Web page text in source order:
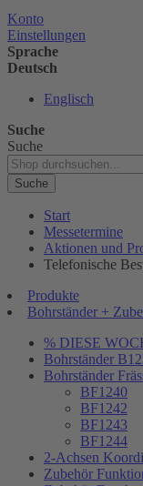
Konto
Einstellungen
Sprache
Deutsch
Englisch
Suche
Suche
Suche
Start
Messetermine
Aktionen und
Telefonische
Produkte
Bohrständer +
% DIESE
Bohrständer
Bohrständer
BF1240
BF1242
BF1243
BF1244
2-Achsen
Zubehör